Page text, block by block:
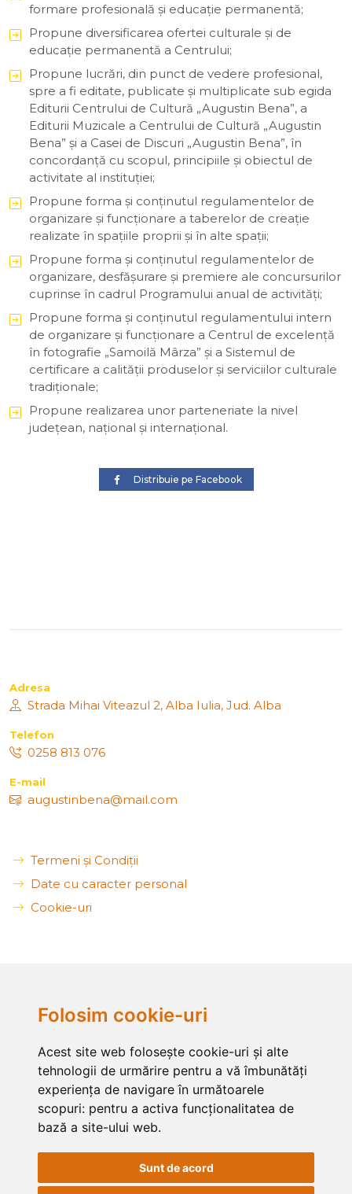
Folosim cookie-uri
Acest site web folosește cookie-uri și alte
tehnologii de urmărire pentru a vă îmbunătăți
experiența de navigare în următoarele
scopuri: pentru a activa funcționalitatea de
bază a site-ului web.
Sunt de acord
formare profesională şi educaţie permanentă;
Propune diversificarea ofertei culturale şi de
educaţie permanentă a Centrului;
Propune lucrări, din punct de vedere profesional,
spre a fi editate, publicate și multiplicate sub egida
Editurii Centrului de Cultură „Augustin Bena”, a
Editurii Muzicale a Centrului de Cultură „Augustin
Bena” și a Casei de Discuri „Augustin Bena”, în
concordanță cu scopul, principiile și obiectul de
activitate al instituției;
Propune forma și conținutul regulamentelor de
organizare și funcționare a taberelor de creație
realizate în spațiile proprii și în alte spații;
Propune forma și conținutul regulamentelor de
organizare, desfășurare și premiere ale concursurilor
cuprinse în cadrul Programului anual de activități;
Propune forma și conținutul regulamentului intern
de organizare și funcționare a Centrul de excelență
în fotografie „Samoilă Mârza” și a Sistemul de
certificare a calității produselor și serviciilor culturale
tradiționale;
Propune realizarea unor parteneriate la nivel
judeţean, naţional şi internaţional.
Distribuie pe Facebook
Adresa
Strada Mihai Viteazul 2, Alba Iulia, Jud. Alba
Telefon
0258 813 076
E-mail
augustinbena@mail.com
Termeni și Condiții
Date cu caracter personal
Cookie-uri